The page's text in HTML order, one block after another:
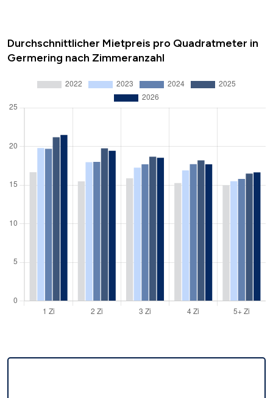
Durchschnittlicher Mietpreis pro Quadratmeter in
Germering nach Zimmeranzahl